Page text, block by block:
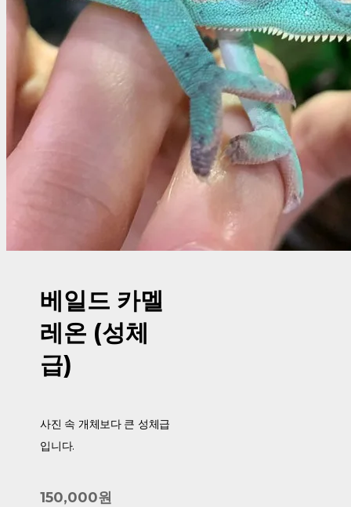
베일드 카멜
레온 (성체
급)
사진 속 개체보다 큰 성체급
입니다.
150,000원